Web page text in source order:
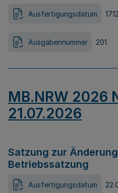
Ausfertigungsdatum
Ausgabennummer 201
MB.NRW 2026
21.07.2026
Satzung zur
Betriebssatzung
Ausfertigungsdatum